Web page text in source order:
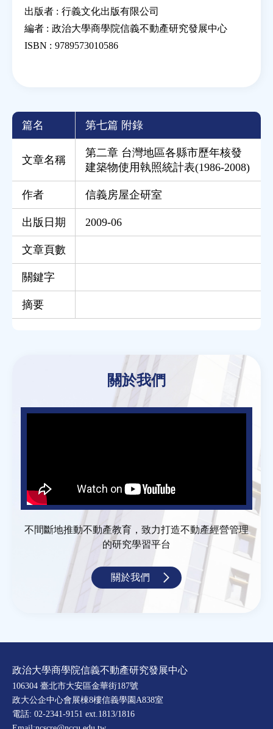
出版者 : 行義文化出版有限公司
編者 : 政治大學商學院信義不動產研究發展中心
ISBN : 9789573010586
篇名 第七篇 附錄
文章名稱
第二章 台灣地區各縣市歷年核發
建築物使用執照統計表(1986-2008)
作者 信義房屋企研室
出版日期 2009-06
文章頁數
關鍵字
摘要
關於我們
不間斷地推動不動產教育，致力打造不動產經營管理
的研究學習平台
關於我們
政治大學商學院信義不動產研究發展中心
106304 臺北市大安區金華街187號
政大公企中心會展棟8樓信義學園A838室
電話: 02-2341-9151 ext.1813/1816